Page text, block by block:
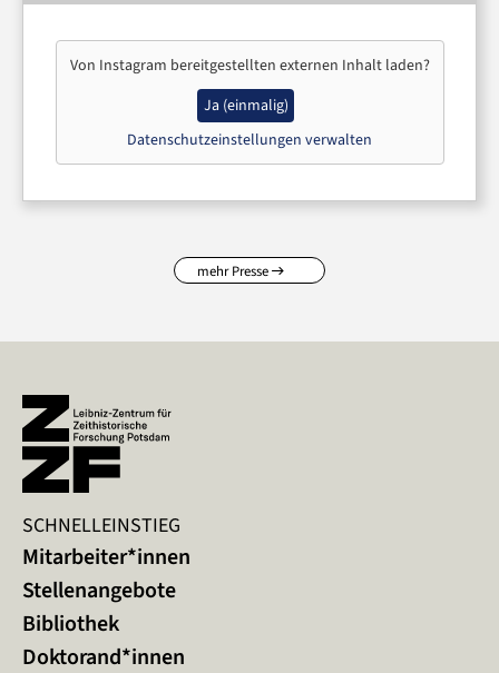
Von Instagram bereitgestellten externen Inhalt laden?
Ja (einmalig)
Datenschutzeinstellungen verwalten
mehr Presse
SCHNELLEINSTIEG
Mitarbeiter*innen
Stellenangebote
Bibliothek
Doktorand*innen